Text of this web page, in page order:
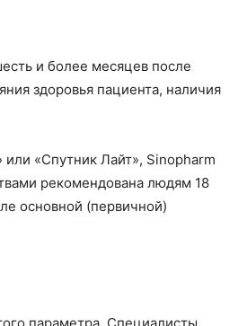
и более месяцев после
здоровья пациента, наличия
или «Спутник Лайт», Sinopharm
рекомендована людям 18
основной (первичной)